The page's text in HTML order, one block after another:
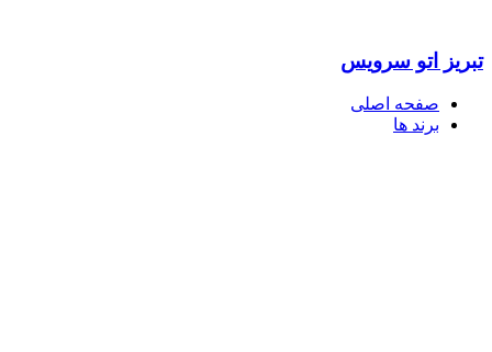
تبریز اتو سرویس
صفحه اصلی
برند ها